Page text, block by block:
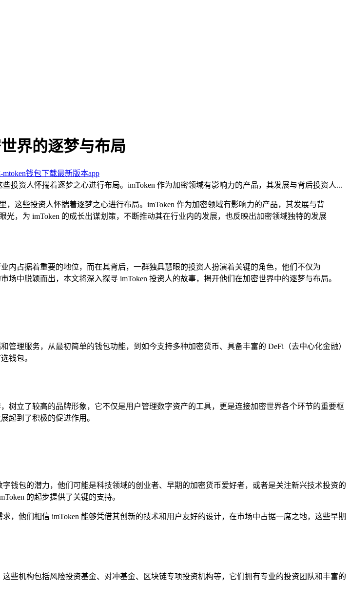
界的逐梦与布局
钱包下载最新版本app
投资人怀揣着逐梦之心进行布局。imToken 作为加密领域有影响力的产品，其发展与背后投资人...
这些投资人怀揣着逐梦之心进行布局。imToken 作为加密领域有影响力的产品，其发展与背
，为 imToken 的成长出谋划策，不断推动其在行业内的发展，也反映出加密领域独特的发展
内占据着重要的地位，而在其背后，一群独具慧眼的投资人扮演着关键的角色，他们不仅为
中脱颖而出，本文将深入探寻 imToken 投资人的故事，揭开他们在加密世界中的逐梦与布局。
理服务，从最初简单的钱包功能，到如今支持多种加密货币、具备丰富的 DeFi（去中心化金融）
钱包。
树立了较高的品牌形象，它不仅是用户管理数字资产的工具，更是连接加密世界各个环节的重要枢
起到了积极的促进作用。
钱包的潜力，他们可能是科技领域的创业者、早期的加密货币爱好者，或者是关注新兴技术投资的
的起步提供了关键的支持。
，他们相信 imToken 能够凭借其创新的技术和用户友好的设计，在市场中占据一席之地，这些早期
些机构包括风险投资基金、对冲基金、区块链专项投资机构等，它们拥有专业的投资团队和丰富的